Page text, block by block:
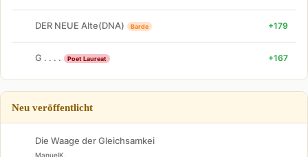
DER NEUE Alte(DNA) Barde +179
G . . . . Poet Laureat +167
Neu veröffentlicht
Die Waage der Gleichsamkei
ManuelK.